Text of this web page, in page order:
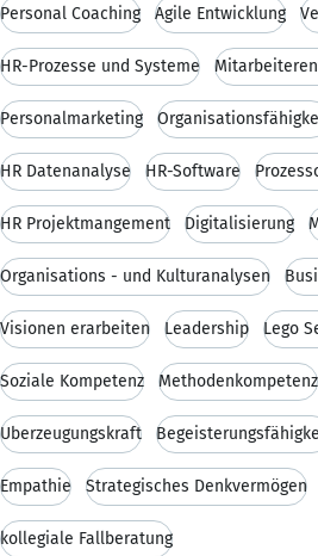
Personal Coaching Agile Entwicklung
HR-Prozesse und Systeme
Personalmarketing
HR Datenanalyse HR-Software
HR Projektmangement Digitalisierung
Organisations - und Kulturanalysen
Visionen erarbeiten Leadership Lego
Soziale Kompetenz Methodenkompetenz
Überzeugungskraft
Empathie Strategisches Denkvermögen
kollegiale Fallberatung